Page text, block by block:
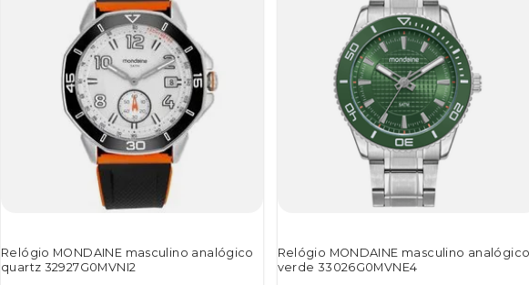
Relógio MONDAINE masculino analógico
quartz 32927G0MVNI2
Relógio MONDAINE masculino analógico
verde 33026G0MVNE4